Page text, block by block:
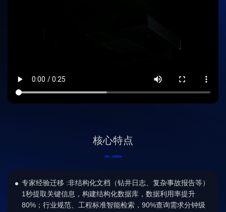
核心特点
专家经验迁移 :非结构化文档（钻井日志、复杂事故报告等）
1秒提取关键信息，构建结构化数据库，数据利用率提升
80%；行业规范、工程标准智能检索，90%查询需求分钟级